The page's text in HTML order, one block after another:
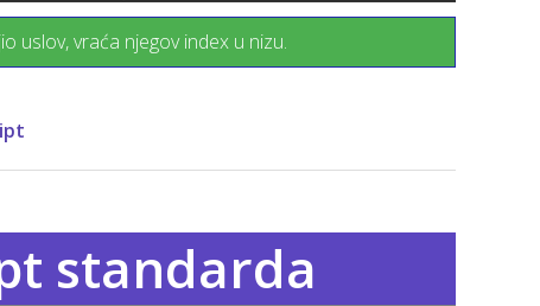
uslov, vraća njegov index u nizu.
standarda